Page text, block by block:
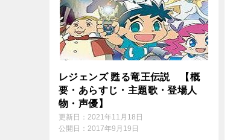
レジェンズ 甦る竜王伝説 【概
要・あらすじ・主題歌・登場人
物・声優】
更新日： 2021年11月18日
公開日： 2017年9月19日